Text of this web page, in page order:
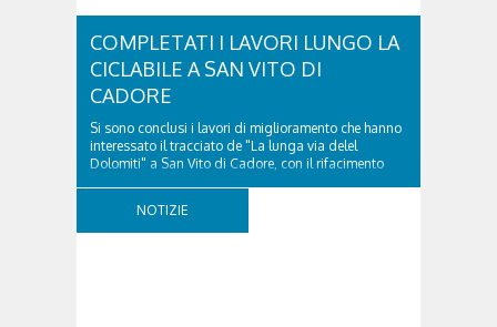
COMPLETATI I LAVORI LUNGO LA
CICLABILE A SAN VITO DI
CADORE
Si sono conclusi i lavori di miglioramento che hanno
interessato il tracciato de "La lunga via delel
Dolomiti" a San Vito di Cadore, con il rifacimento
appositi dissuasori in corrispondenza...
NOTIZIE